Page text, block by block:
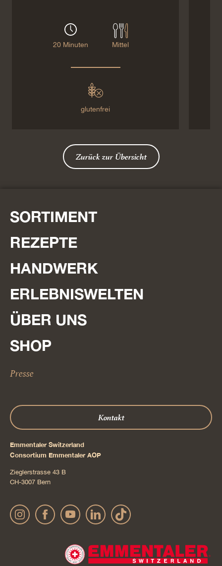
20 Minuten Mittel
glutenfrei
Zurück zur Übersicht
SORTIMENT
REZEPTE
HANDWERK
ERLEBNISWELTEN
ÜBER UNS
SHOP
Presse
Kontakt
Emmentaler Switzerland
Consortium Emmentaler AOP
Zieglerstrasse 43 B
CH-3007 Bern